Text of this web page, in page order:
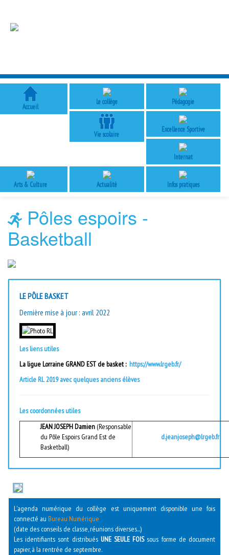
Accueil
Le collège Pédagogie
Vie scolaire
Excellence Sportive
Internat
Arts & Culture Actualité Infos pratiques
Pôles espoirs -
Basketball
LE PÔLE BASKET
Dernière mise à jour : avril 2022
Les liens utiles
La ligue Lorraine GRAND EST de basket : https://www.lrgeb.fr/
Article RL 2019 avec quelques anciens élèves
Les coordonnées utiles
JEAN JOSEPH Damien (Responsable
du Pôle Espoirs Grand Est de
Basketball)
d.jeanjoseph@lrgeb.fr
L'agenda numérique du collège est uniquement disponible une fois
connecté au Bureau Numérique
(date des conseils de classe, réunions diverses...)
Les identifiants sont distribués UNE SEULE FOISsous forme de document
papier, à la rentrée de septembre.